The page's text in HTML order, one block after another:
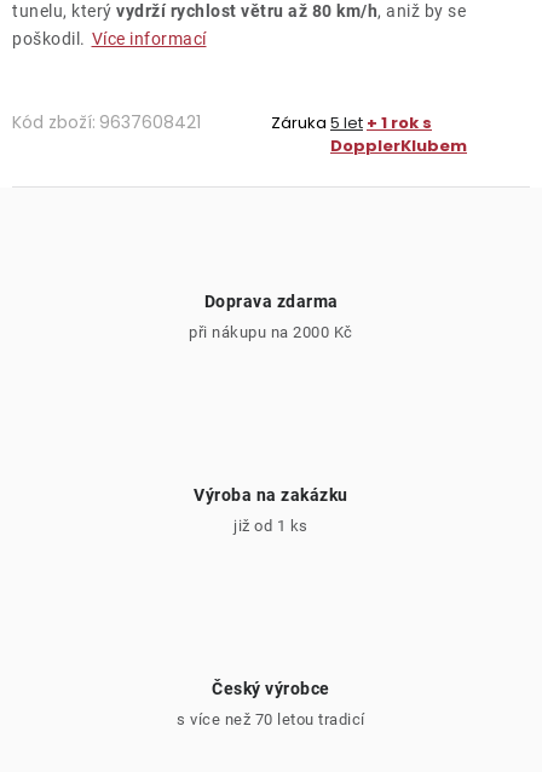
tunelu, který vydrží rychlost větru až 80 km/h, aniž by se
poškodil. Více informací
Kód zboží: 9637608421 Záruka 5 let + 1 rok s
DopplerKlubem
Doprava zdarma
při nákupu na 2000 Kč
Výroba na zakázku
již od 1 ks
Český výrobce
s více než 70 letou tradicí